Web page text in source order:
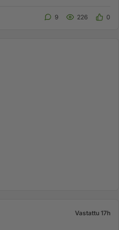
9 226 0
Vastattu 17h